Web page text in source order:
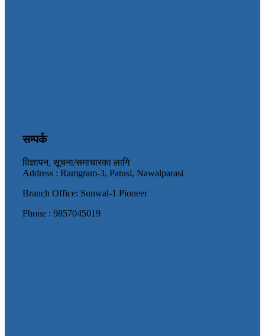
सम्पर्क
विज्ञापन, सूचना/समाचारका लागि
Address : Ramgram-3, Parasi, Nawalparasi
Branch Office: Sunwal-1 Pioneer
Phone : 9857045019